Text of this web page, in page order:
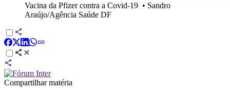
Vacina da Pfizer contra a Covid-19 • Sandro
Araújo/Agência Saúde DF
Compartilhar matéria